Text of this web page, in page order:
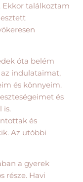
találkoztam
óta belém
indulataimat,
és könnyeim.
és
is.
és
Az utóbbi
a gyerek
része. Havi